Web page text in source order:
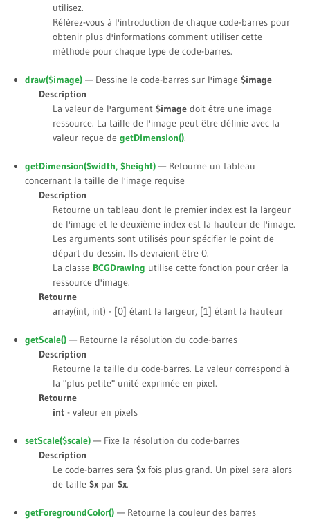
utilisez.
Référez-vous à l'introduction de chaque code-barres pour
obtenir plus d'informations comment utiliser cette
méthode pour chaque type de code-barres.
draw($image) — Dessine le code-barres sur l'image $image
Description
La valeur de l'argument $image doit être une image
ressource. La taille de l'image peut être définie avec la
valeur reçue de getDimension().
getDimension($width, $height) — Retourne un tableau
concernant la taille de l'image requise
Description
Retourne un tableau dont le premier index est la largeur
de l'image et le deuxième index est la hauteur de l'image.
Les arguments sont utilisés pour spécifier le point de
départ du dessin. Ils devraient être 0.
La classe BCGDrawing utilise cette fonction pour créer la
ressource d'image.
Retourne
array(int, int) - [0] étant la largeur, [1] étant la hauteur
getScale() — Retourne la résolution du code-barres
Description
Retourne la taille du code-barres. La valeur correspond à
la "plus petite" unité exprimée en pixel.
Retourne
int - valeur en pixels
setScale($scale) — Fixe la résolution du code-barres
Description
Le code-barres sera $x fois plus grand. Un pixel sera alors
de taille $x par $x.
getForegroundColor() — Retourne la couleur des barres